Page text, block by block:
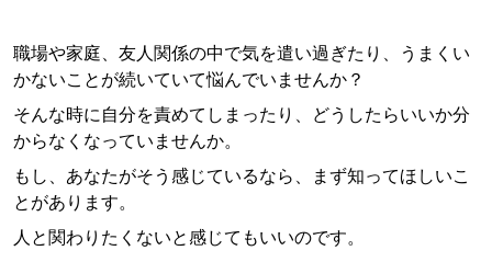
職場や家庭、友人関係の中で気を遣い過ぎたり、うまくい
かないことが続いていて悩んでいませんか？
そんな時に自分を責めてしまったり、どうしたらいいか分
からなくなっていませんか。
もし、あなたがそう感じているなら、まず知ってほしいこ
とがあります。
人と関わりたくないと感じてもいいのです。